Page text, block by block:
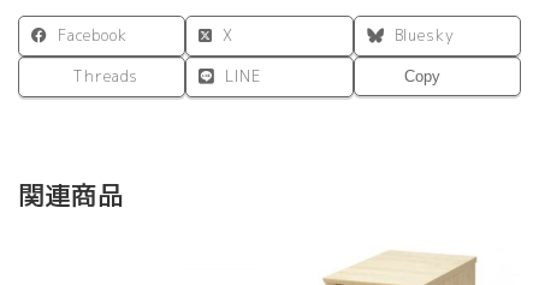
ス
ト
ナ
W900×D450×H1600
オ
Facebook X
Bluesky
Threads
LINE Copy
関連商品